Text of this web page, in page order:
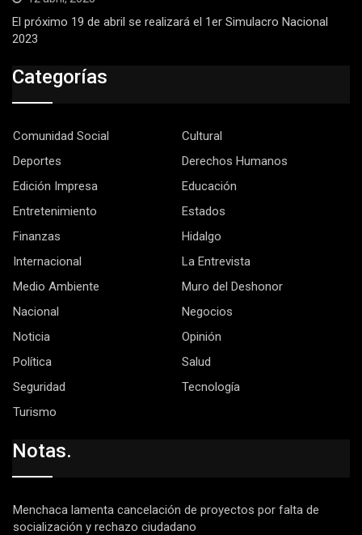
El próximo 19 de abril se realizará el 1er Simulacro Nacional
2023
Categorías
Comunidad Social
Cultural
Deportes
Derechos Humanos
Edición Impresa
Educación
Entretenimiento
Estados
Finanzas
Hidalgo
Internacional
La Entrevista
Medio Ambiente
Muro del Deshonor
Nacional
Negocios
Noticia
Opinión
Política
Salud
Seguridad
Tecnología
Turismo
Notas.
Menchaca lamenta cancelación de proyectos por falta de
socialización y rechazo ciudadano